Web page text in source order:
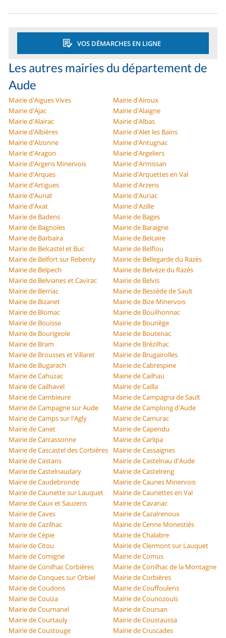
VOS DÉMARCHES EN LIGNE
Les autres mairies du département de
Aude
Mairie d'Aigues Vives
Mairie d'Airoux
Mairie d'Ajac
Mairie d'Alaigne
Mairie d'Alairac
Mairie d'Albas
Mairie d'Albières
Mairie d'Alet les Bains
Mairie d'Alzonne
Mairie d'Antugnac
Mairie d'Aragon
Mairie d'Argeliers
Mairie d'Argens Minervois
Mairie d'Armissan
Mairie d'Arques
Mairie d'Arquettes en Val
Mairie d'Artigues
Mairie d'Arzens
Mairie d'Aunat
Mairie d'Auriac
Mairie d'Axat
Mairie d'Azille
Mairie de Badens
Mairie de Bages
Mairie de Bagnoles
Mairie de Baraigne
Mairie de Barbaira
Mairie de Belcaire
Mairie de Belcastel et Buc
Mairie de Belflou
Mairie de Belfort sur Rebenty
Mairie de Bellegarde du Razès
Mairie de Belpech
Mairie de Belvèze du Razès
Mairie de Belvianes et Cavirac
Mairie de Belvis
Mairie de Berriac
Mairie de Bessède de Sault
Mairie de Bizanet
Mairie de Bize Minervois
Mairie de Blomac
Mairie de Bouilhonnac
Mairie de Bouisse
Mairie de Bouriège
Mairie de Bourigeole
Mairie de Boutenac
Mairie de Bram
Mairie de Brézilhac
Mairie de Brousses et Villaret
Mairie de Brugairolles
Mairie de Bugarach
Mairie de Cabrespine
Mairie de Cahuzac
Mairie de Cailhau
Mairie de Cailhavel
Mairie de Cailla
Mairie de Cambieure
Mairie de Campagna de Sault
Mairie de Campagne sur Aude
Mairie de Camplong d'Aude
Mairie de Camps sur l'Agly
Mairie de Camurac
Mairie de Canet
Mairie de Capendu
Mairie de Carcassonne
Mairie de Carlipa
Mairie de Cascastel des Corbières
Mairie de Cassaignes
Mairie de Castans
Mairie de Castelnau d'Aude
Mairie de Castelnaudary
Mairie de Castelreng
Mairie de Caudebronde
Mairie de Caunes Minervois
Mairie de Caunette sur Lauquet
Mairie de Caunettes en Val
Mairie de Caux et Sauzens
Mairie de Cavanac
Mairie de Caves
Mairie de Cazalrenoux
Mairie de Cazilhac
Mairie de Cenne Monestiés
Mairie de Cépie
Mairie de Chalabre
Mairie de Citou
Mairie de Clermont sur Lauquet
Mairie de Comigne
Mairie de Comus
Mairie de Conilhac Corbières
Mairie de Conilhac de la Montagne
Mairie de Conques sur Orbiel
Mairie de Corbières
Mairie de Coudons
Mairie de Couffoulens
Mairie de Couiza
Mairie de Counozouls
Mairie de Cournanel
Mairie de Coursan
Mairie de Courtauly
Mairie de Coustaussa
Mairie de Coustouge
Mairie de Cruscades